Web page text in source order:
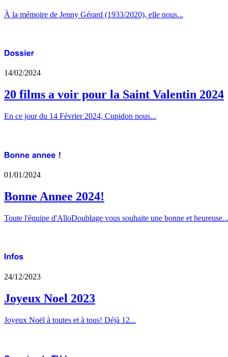
À la mémoire de Jenny Gérard (1933/2020), elle nous...
14/02/2024
20 films a voir pour la Saint Valentin 2024
En ce jour du 14 Février 2024, Cupidon nous...
01/01/2024
Bonne Annee 2024!
Toute l'équipe d'AlloDoublage vous souhaite une bonne et heureuse...
24/12/2023
Joyeux Noel 2023
Joyeux Noël à toutes et à tous! Déjà 12...